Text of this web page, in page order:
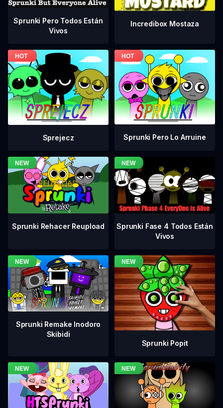
Sprunki Pero Todos Están
Vivos
Incredibox Mostaza
Sprejecz Sprunki Pero Lo Arruine
Sprunki Rehacer Reupload
Sprunki Fase 4 Todos Están
Vivos
Sprunki Remake Inodoro
Skibidi
Sprunki Popit